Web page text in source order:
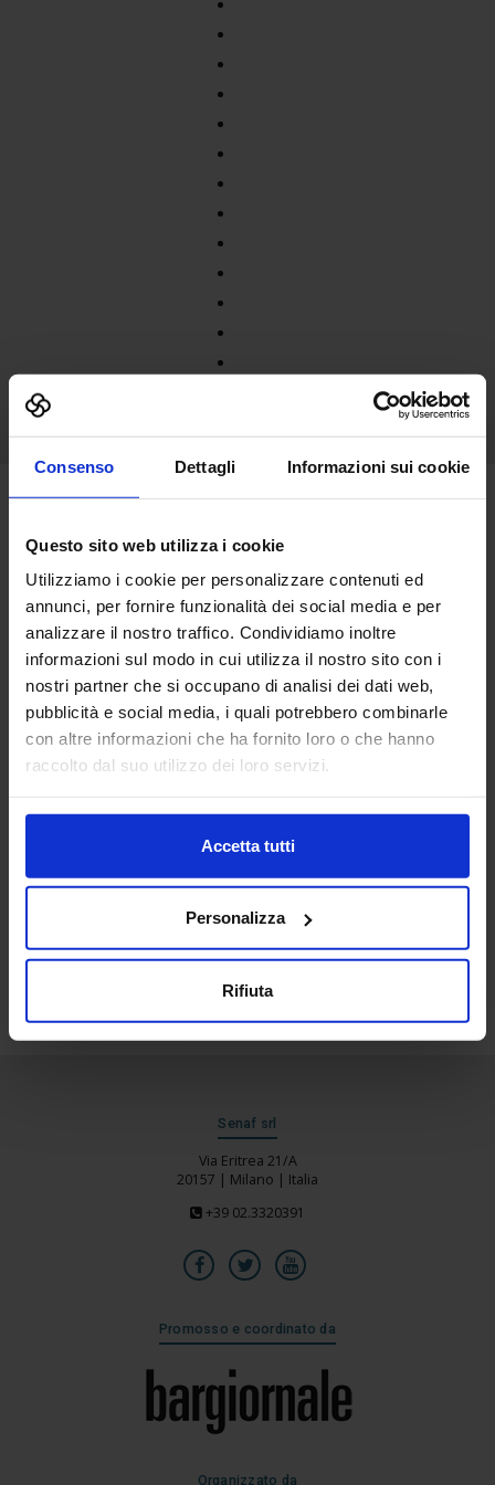
Consenso Dettagli Informazioni sui cookie
Questo sito web utilizza i cookie
Utilizziamo i cookie per personalizzare contenuti ed
annunci, per fornire funzionalità dei social media e per
analizzare il nostro traffico. Condividiamo inoltre
informazioni sul modo in cui utilizza il nostro sito con i
nostri partner che si occupano di analisi dei dati web,
pubblicità e social media, i quali potrebbero combinarle
con altre informazioni che ha fornito loro o che hanno
raccolto dal suo utilizzo dei loro servizi.
Accetta tutti
Personalizza
Rifiuta
Lug
AMBER BRUCE2
Senaf srl
Via Eritrea 21/A
20157 | Milano | Italia
+39 02.3320391
Promosso e coordinato da
Organizzato da